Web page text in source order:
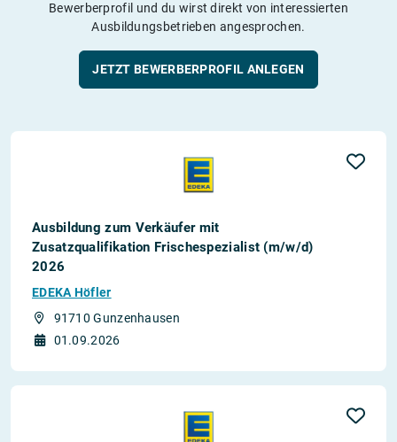
Bewerberprofil und du wirst direkt von interessierten
Ausbildungsbetrieben angesprochen.
JETZT BEWERBERPROFIL ANLEGEN
Ausbildung zum Verkäufer mit
Zusatzqualifikation Frischespezialist (m/w/d)
2026
EDEKA Höfler
91710 Gunzenhausen
01.09.2026